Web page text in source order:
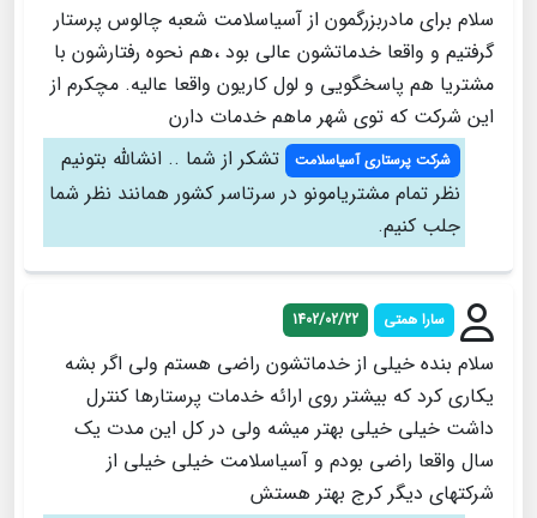
سلام برای مادربزرگمون از آسیاسلامت شعبه چالوس پرستار
گرفتیم و واقعا خدماتشون عالی بود ،هم نحوه رفتارشون با
مشتریا هم پاسخگویی و لول کاریون واقعا عالیه. مچکرم از
این شرکت که توی شهر ماهم خدمات دارن
شرکت پرستاری آسیاسلامت
تشکر از شما .. انشالله بتونیم
نظر تمام مشتریامونو در سرتاسر کشور همانند نظر شما
جلب کنیم.
سارا همتی 1402/02/22
سلام بنده خیلی از خدماتشون راضی هستم ولی اگر بشه
یکاری کرد که بیشتر روی ارائه خدمات پرستارها کنترل
داشت خیلی خیلی بهتر میشه ولی در کل این مدت یک
سال واقعا راضی بودم و آسیاسلامت خیلی خیلی از
شرکتهای دیگر کرج بهتر هستش